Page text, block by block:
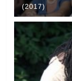
(2017)